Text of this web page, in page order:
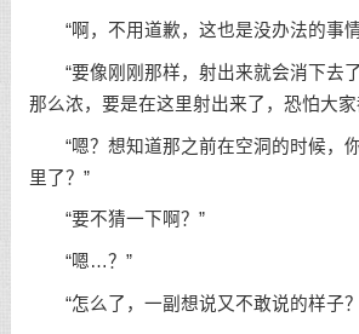
“啊，不用道歉，这也是没办法的事
“要像刚刚那样，射出来就会消下去
那么浓，要是在这里射出来了，恐怕大
“嗯？想知道那之前在空洞的时候，
里了？”
“要不猜一下啊？”
“嗯…？”
“怎么了，一副想说又不敢说的样子